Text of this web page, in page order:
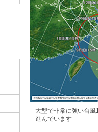
大型で非常に強い台
進んでいます